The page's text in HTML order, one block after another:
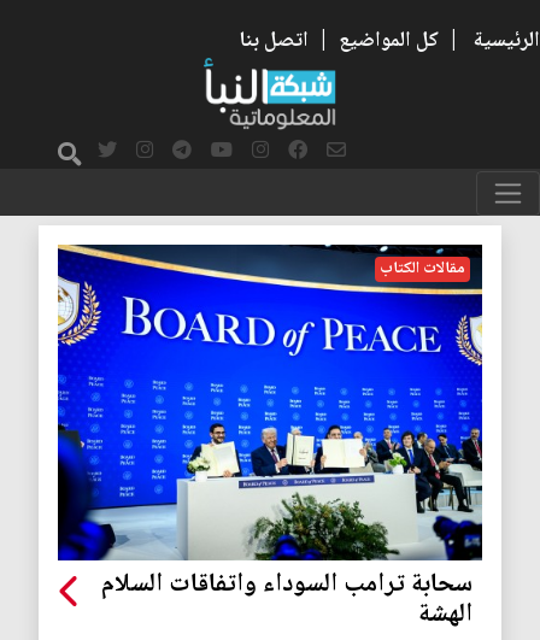
الرئيسية | كل المواضيع | اتصل بنا
اتفاقيات
مقالات الكتاب
سحابة ترامب السوداء واتفاقات السلام
الهشة